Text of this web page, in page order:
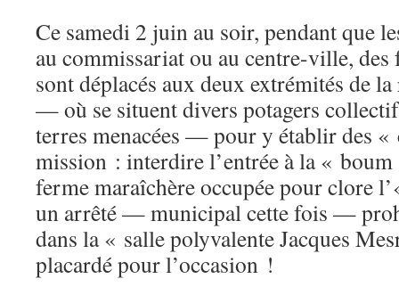
Ce samedi 2 juin au soir, pendant que
au commissariat ou au centre-ville, des
sont déplacés aux deux extrémités de
— où se situent divers potagers
terres menacées — pour y établir des
mission : interdire l’entrée à la « boum
ferme maraîchère occupée pour clore
un arrêté — municipal cette fois —
dans la « salle polyvalente Jacques
placardé pour l’occasion !